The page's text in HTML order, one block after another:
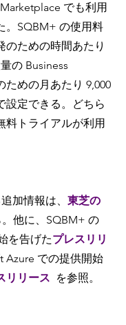
でも利用
。SQBM+ の使用料
のための時間あたり
の Business
ための月あたり 9,000
設定できる。どちら
料トライアルが利用
加情報は、 東芝の
他に、SQBM+ の
を告げたプレスリリ
Azure での提供開始
リリース を参照。